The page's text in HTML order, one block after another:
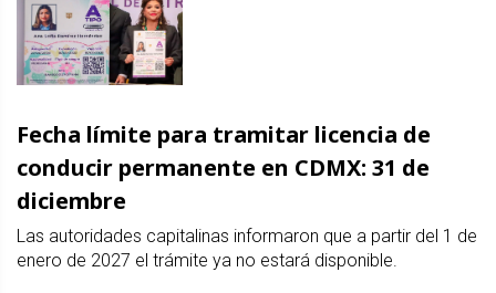
Fecha límite para tramitar licencia de
conducir permanente en CDMX: 31 de
diciembre
Las autoridades capitalinas informaron que a partir del 1 de
enero de 2027 el trámite ya no estará disponible.